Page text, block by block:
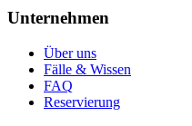
Unternehmen
Über uns
Fälle & Wissen
FAQ
Reservierung